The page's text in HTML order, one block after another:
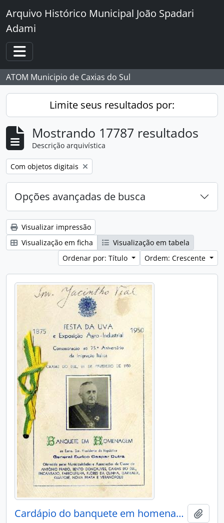
Skip to main content
Arquivo Histórico Municipal João Spadari
Adami
Toggle navigation
ATOM Municipio de Caxias do Sul
Limite seus resultados por:
Mostrando 17787 resultados
Descrição arquivística
Remover filtro:
Com objetos digitais
Opções avançadas de busca
Visualizar impressão
Visualização em ficha
Visualização em tabela
Ordenar por: Título
Ordem: Crescente
Cardápio do banquete em homenagem ao Presidente da República - General Eurico Gaspar Dutra - VI Festa da Uva